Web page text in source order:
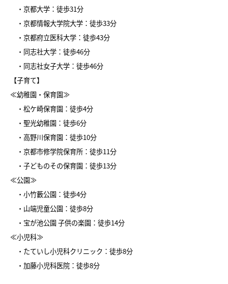
・京都大学：徒歩31分
・京都情報大学院大学：徒歩33分
・京都府立医科大学：徒歩43分
・同志社大学：徒歩46分
・同志社女子大学：徒歩46分
【子育て】
≪幼稚園・保育園≫
・松ケ崎保育園：徒歩4分
・聖光幼稚園：徒歩6分
・高野川保育園：徒歩10分
・京都市修学院保育所：徒歩11分
・子どものその保育園：徒歩13分
≪公園≫
・小竹藪公園：徒歩4分
・山端児童公園：徒歩8分
・宝が池公園 子供の楽園：徒歩14分
≪小児科≫
・たていし小児科クリニック：徒歩8分
・加藤小児科医院：徒歩8分